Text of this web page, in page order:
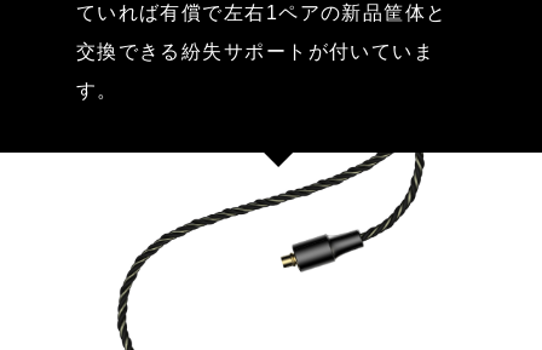
ていれば有償で左右1ペアの新品筐体と
交換できる紛失サポートが付いていま
す。